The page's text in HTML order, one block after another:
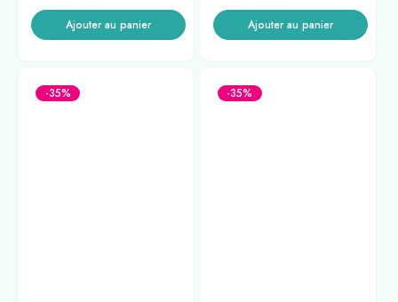
Ajouter au panier Ajouter au panier
-35% -35%